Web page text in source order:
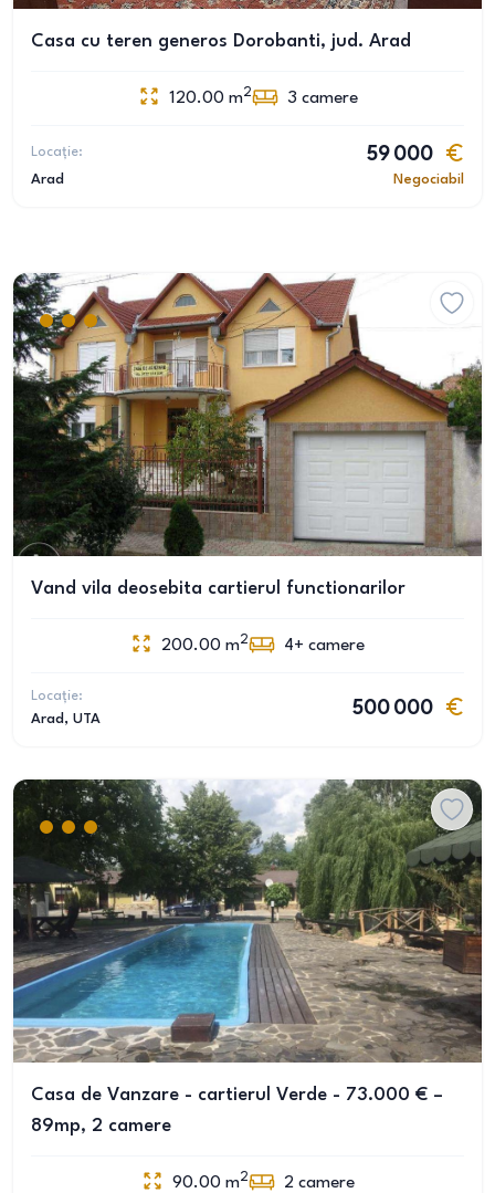
Casa cu teren generos Dorobanti, jud. Arad
120.00 m2 3 camere
Locație:
Arad
59 000
Negociabil
Vand vila deosebita cartierul functionarilor
200.00 m2 4+ camere
Locație:
Arad , UTA
500 000
Casa de Vanzare - cartierul Verde - 73.000 € –
89mp, 2 camere
90.00 m2 2 camere